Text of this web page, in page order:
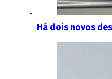
Há dois novos